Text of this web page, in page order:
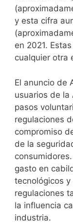
s
d
e
M
A
p
a
r
a
s
u
s
p
r
i
n
c
y esta cifra
en 2021.
cualquier otra
El anuncio de
usuarios de la
pasos
regulaciones
compromiso
de la
gasto en
tecnológicos
regulaciones
la influencia
industria.